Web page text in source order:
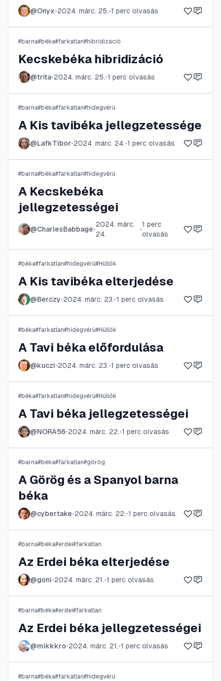
@Onyx•2024. márc. 25.•1 perc olvasás
#barna#béka#farkatlan#hibridizáció
Kecskebéka hibridizáció
@trita•2024. márc. 25.•1 perc olvasás
#barna#béka#farkatlan#hidegvérű
A Kis tavibéka jellegzetessége
@LafkTibor•2024. márc. 24.•1 perc olvasás
#barna#béka#farkatlan#hidegvérű
A Kecskebéka
jellegzetességei
@CharlesBabbage•
2024. márc.
24.
•
1 perc
olvasás
#béka#farkatlan#hidegvérű#Hüllők
A Kis tavibéka elterjedése
@Berczy•2024. márc. 23.•1 perc olvasás
#béka#farkatlan#hidegvérű#Hüllők
A Tavi béka előfordulása
@kuczi•2024. márc. 23.•1 perc olvasás
#béka#farkatlan#hidegvérű#Hüllők
A Tavi béka jellegzetességei
@NORA56•2024. márc. 22.•1 perc olvasás
#barna#béka#farkatlan#görög
A Görög és a Spanyol barna
béka
@cybertake•2024. márc. 22.•1 perc olvasás
#barna#béka#erdei#farkatlan
Az Erdei béka elterjedése
@goni•2024. márc. 21.•1 perc olvasás
#barna#béka#erdei#farkatlan
Az Erdei béka jellegzetességei
@mikkkro•2024. márc. 21.•1 perc olvasás
#barna#béka#farkatlan#hidegvérű